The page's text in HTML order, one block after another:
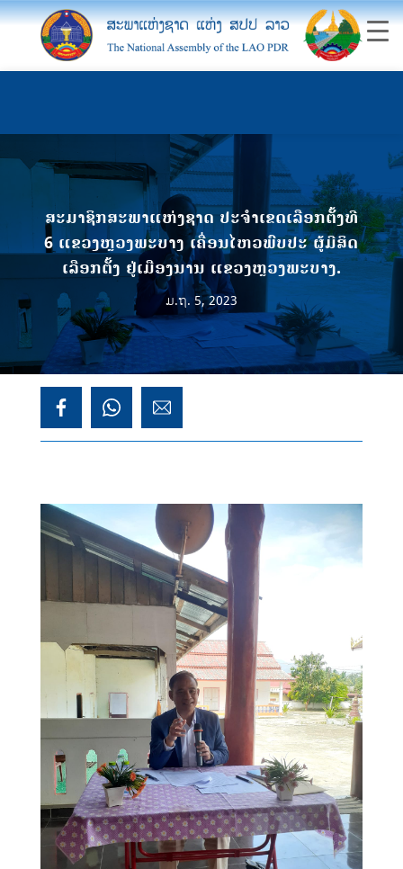
ສະມາຊິກສະພາແຫ່ງຊາດ ປະຈໍາເຂດເລືອກຕັ້ງທີ
6 ແຂວງຫຼວງພະບາງ ເຄື່ອນໄຫວພົບປະ ຜູ້ມີສິດ
ເລືອກຕັ້ງ ຢູ່ເມືອງນານ ແຂວງຫຼວງພະບາງ.
ມ.ຖ. 5, 2023